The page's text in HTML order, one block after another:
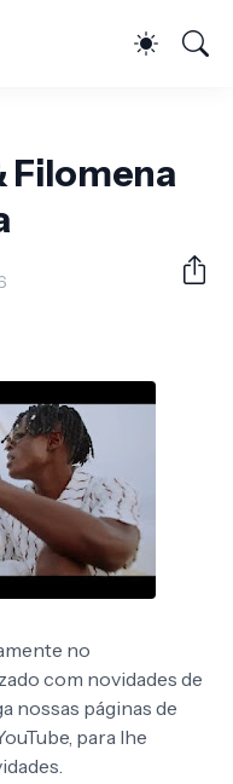
Filomena
no
com novidades de
nossas páginas de
para lhe